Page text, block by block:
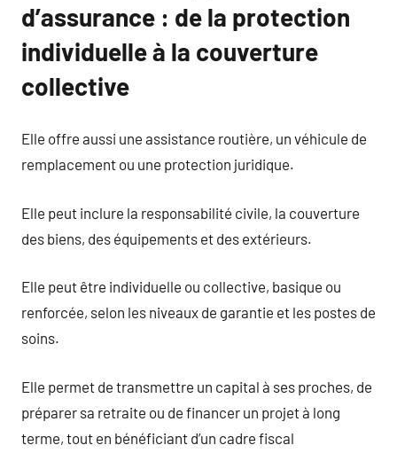
d’assurance : de la protection
individuelle à la couverture
collective
Elle offre aussi une assistance routière, un véhicule de
remplacement ou une protection juridique.
Elle peut inclure la responsabilité civile, la couverture
des biens, des équipements et des extérieurs.
Elle peut être individuelle ou collective, basique ou
renforcée, selon les niveaux de garantie et les postes de
soins.
Elle permet de transmettre un capital à ses proches, de
préparer sa retraite ou de financer un projet à long
terme, tout en bénéficiant d’un cadre fiscal